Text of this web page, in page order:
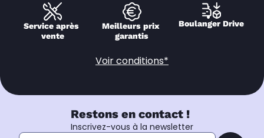
Service après
vente
Meilleurs prix
garantis
Boulanger Drive
Voir conditions*
Restons en contact !
Inscrivez-vous à la newsletter